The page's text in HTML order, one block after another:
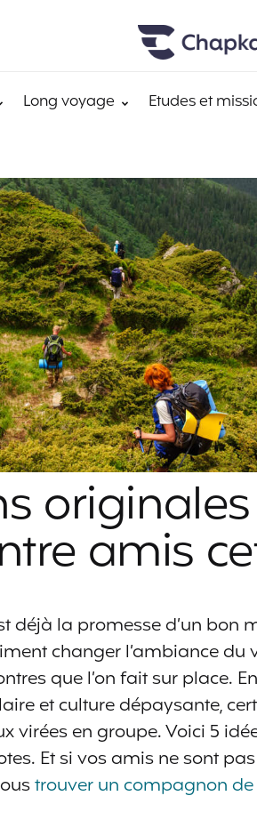
Long voyage Etudes et
amis
déjà la promesse d’un bon
changer l’ambiance du
que l’on fait sur place.
et culture dépaysante,
virées en groupe. Voici 5
Et si vos amis ne sont
trouver un compagnon